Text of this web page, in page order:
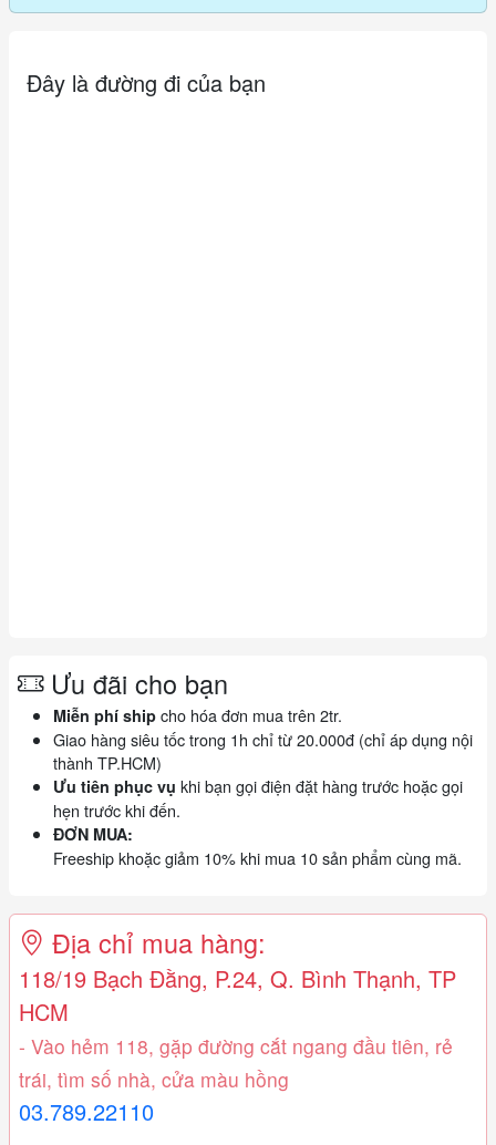
Đây là đường đi của bạn
Ưu đãi cho bạn
Miễn phí ship cho hóa đơn mua trên 2tr.
Giao hàng siêu tốc trong 1h chỉ từ 20.000đ (chỉ áp dụng nội
thành TP.HCM)
Ưu tiên phục vụ khi bạn gọi điện đặt hàng trước hoặc gọi
hẹn trước khi đến.
ĐƠN MUA:
Freeship khoặc giảm 10% khi mua 10 sản phẩm cùng mã.
Địa chỉ mua hàng:
118/19 Bạch Đằng, P.24, Q. Bình Thạnh, TP
HCM
- Vào hẻm 118, gặp đường cắt ngang đầu tiên, rẻ
trái, tìm số nhà, cửa màu hồng
03.789.22110